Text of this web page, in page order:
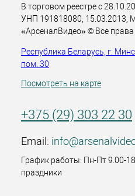
В торговом реестре с
УНП 191818080, 15.03.2013,
«АрсеналВидео» © Все
Республика Беларусь, г.
пом. 30
Посмотреть на карте
+375 (29) 303 22 30
Email:
График работы: Пн-Пт 9.00-
праздники